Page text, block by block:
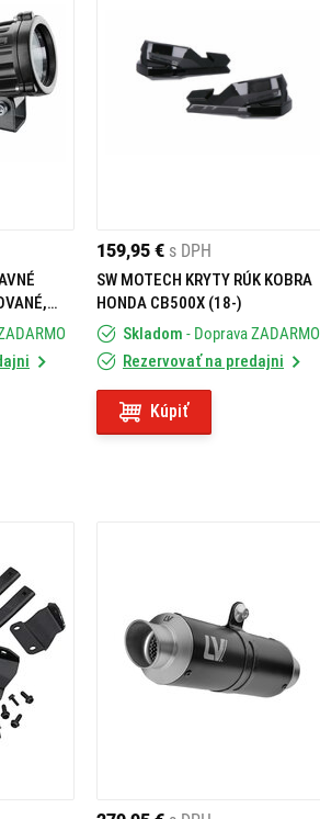
159,95 € s DPH
SW MOTECH KRYTY RÚK KOBRA
HONDA CB500X (18-)
Skladom - Doprava ZADARMO
Rezervovať na predajni
Kúpiť